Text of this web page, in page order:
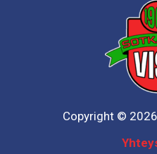
Copyright ©